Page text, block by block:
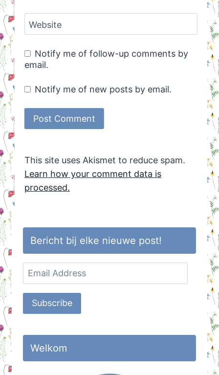
Website
Notify me of follow-up comments by
email.
Notify me of new posts by email.
This site uses Akismet to reduce spam.
Learn how your comment data is
processed.
Bericht bij elke nieuwe post!
Email
Address
Subscribe
Welkom